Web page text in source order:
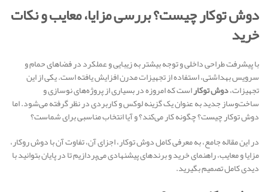
دوش توکار چیست؟ بررسی مزایا، معایب و نکات
خرید
با پیشرفت طراحی داخلی و توجه بیشتر به زیبایی و عملکرد در فضاهای حمام و
سرویس بهداشتی، استفاده از تجهیزات مدرن افزایش یافته است. یکی از این
تجهیزات،دوش توکاراست که امروزه در بسیاری از پروژه‌های نوسازی و
ساخت‌وساز جدید به عنوان یک گزینه لوکس و کاربردی در نظر گرفته می‌شود. اما
دوش توکار چیست؟ چگونه کار می‌کند؟ و آیا انتخاب مناسبی برای شماست؟
در این مقاله جامع، به معرفی کامل دوش توکار، اجزای آن، تفاوت آن با دوش روکار،
مزایا و معایب، راهنمای خرید و برندهای پیشنهادی می‌پردازیم تا در پایان بتوانید با
دیدی کامل تصمیم بگیرید.